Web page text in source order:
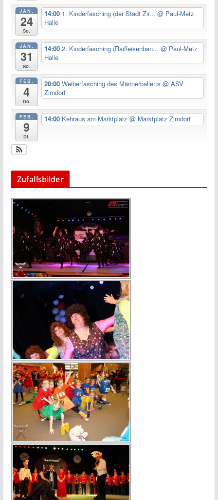
JAN.
24
So.
14:00 1. Kinderfasching (der Stadt Zir...@ Paul-Metz
Halle
JAN.
31
So.
14:002. Kinderfasching (Raiffeisenban...@ Paul-Metz
Halle
FEB.
4
Do.
20:00Weiberfasching des Männerballetts@ ASV
Zirndorf
FEB.
9
Di.
14:00 Kehraus am Marktplatz@ Marktplatz Zirndorf
Zufallsbilder